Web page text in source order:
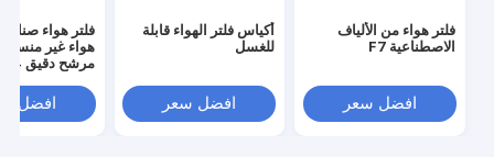
فلتر هواء من الألياف
الاصطناعية F7
افضل سعر
أكياس فلتر الهواء قابلة
للغسل
افضل سعر
فلتر هواء
هواء غير
مرشح دقيق G4
افضل